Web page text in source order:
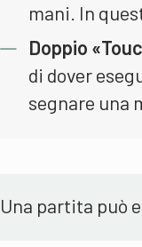
mani. In
Doppio
di dover
segnare una
Una partita può